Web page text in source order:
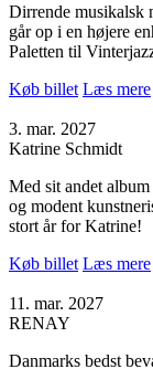
Dirrende musikalsk
går op i en højere
Paletten til
Køb billet Læs mere
3. mar. 2027
Katrine Schmidt
Med sit andet
og modent
stort år for Katrine!
Køb billet Læs mere
11. mar. 2027
RENAY
Danmarks bedst